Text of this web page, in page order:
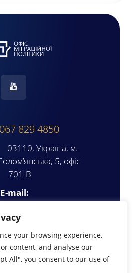
your browsing experience,
content, and analyse our
All", you consent to our use of
829 4850
03110, Україна, м.
5, офіс
701-В
E-mail: